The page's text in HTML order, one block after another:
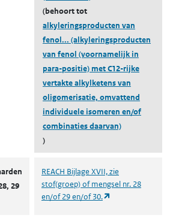
(behoort tot
alkyleringsproducten van
fenol... (alkyleringsproducten
van fenol (voornamelijk in
para-positie) met C12-rijke
vertakte alkylketens van
oligomerisatie, omvattend
individuele isomeren en/of
combinaties daarvan)
)
29
REACH Bijlage XVII, zie
stof(groep) of mengsel nr. 28
en/of 29 en/of 30.